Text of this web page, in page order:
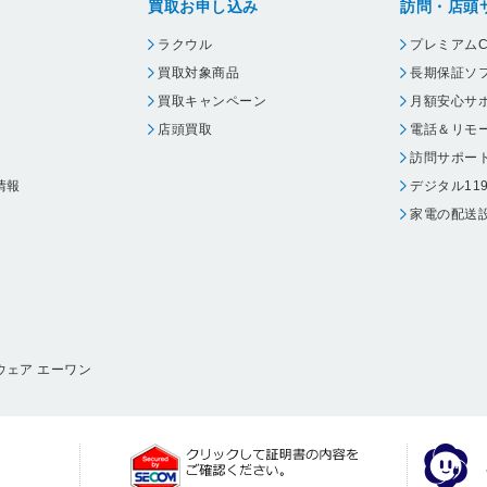
報
ェア エーワン
買取お申し込み
ラクウル
買取対象商品
買取キャンペーン
店頭買取
訪問・店頭
プレミアム
長期保証ソ
月額安心サ
電話＆リモ
訪問サポー
デジタル
家電の配送